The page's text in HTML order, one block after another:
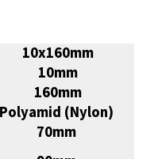
10x160mm
10mm
160mm
Polyamid (Nylon)
70mm